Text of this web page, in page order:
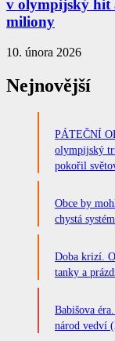
v olympijský hit
miliony
10. února 2026
Nejnovější
PÁTEČNÍ
olympijský
pokořil
Obce by
chystá
Doba krizí.
tanky a
Babišova
národ vedví